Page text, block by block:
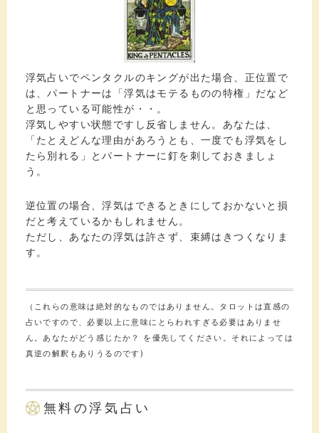
浮気占いでペンタクルのキングが出た場合、正位置で
は、パートナーは「浮気はモテるものの特権」だなど
と思っている可能性が・・。
浮気しやすい状態ですし反省しません。あなたは、
「たとえどんな理由があろうとも、一度でも浮気をし
たら別れる」とパートナーに釘を刺しておきましょ
う。
逆位置の場合、浮気はできるときにしておかないと損
だと考えているかもしれません。
ただし、あなたの浮気は許さず、束縛はきつくなりま
す。
（これらの意味は絶対的なものではありません。タロットは直感の
占いですので、必要以上に意味にとらわれすぎる必要はありませ
ん。あなたがどう感じたか？ を優先してください。それによっては
真逆の解釈もありうるのです)
無料の浮気占い